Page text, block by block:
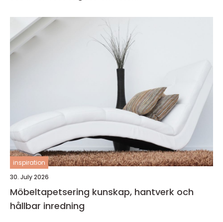
inspiration
30. July 2026
Möbeltapetsering kunskap, hantverk och
hållbar inredning